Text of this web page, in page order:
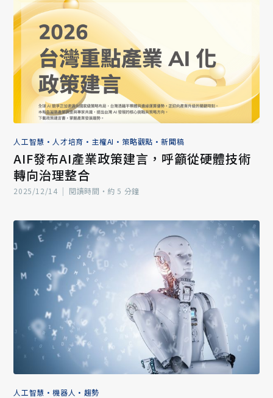
人工智慧 • 人才培育 • 主權AI • 策略觀點 •新聞稿
AIF發布AI產業政策建言，呼籲從硬體技術
轉向治理整合
2025/12/14 | 閱讀時間‧約 5 分鐘
人工智慧 •機器人 • 趨勢